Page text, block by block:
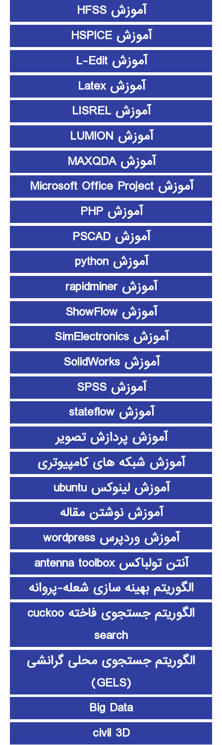
آموزش HFSS
آموزش HSPICE
آموزش L-Edit
آموزش Latex
آموزش LISREL
آموزش LUMION
آموزش MAXQDA
آموزش Microsoft Office Project
آموزش PHP
آموزش PSCAD
آموزش python
آموزش rapidminer
آموزش ShowFlow
آموزش SimElectronics
آموزش SolidWorks
آموزش SPSS
آموزش stateflow
آموزش پردازش تصویر
آموزش شبکه های کامپیوتری
آموزش لینوکس ubuntu
آموزش نوشتن مقاله
آموزش وردپرس wordpress
آنتن تولباکس antenna toolbox
الگوریتم بهینه سازی شعله-پروانه
الگوریتم جستجوی فاخته cuckoo
search
الگوریتم جستجوی محلی گرانشی
(GELS)
Big Data
civil 3D